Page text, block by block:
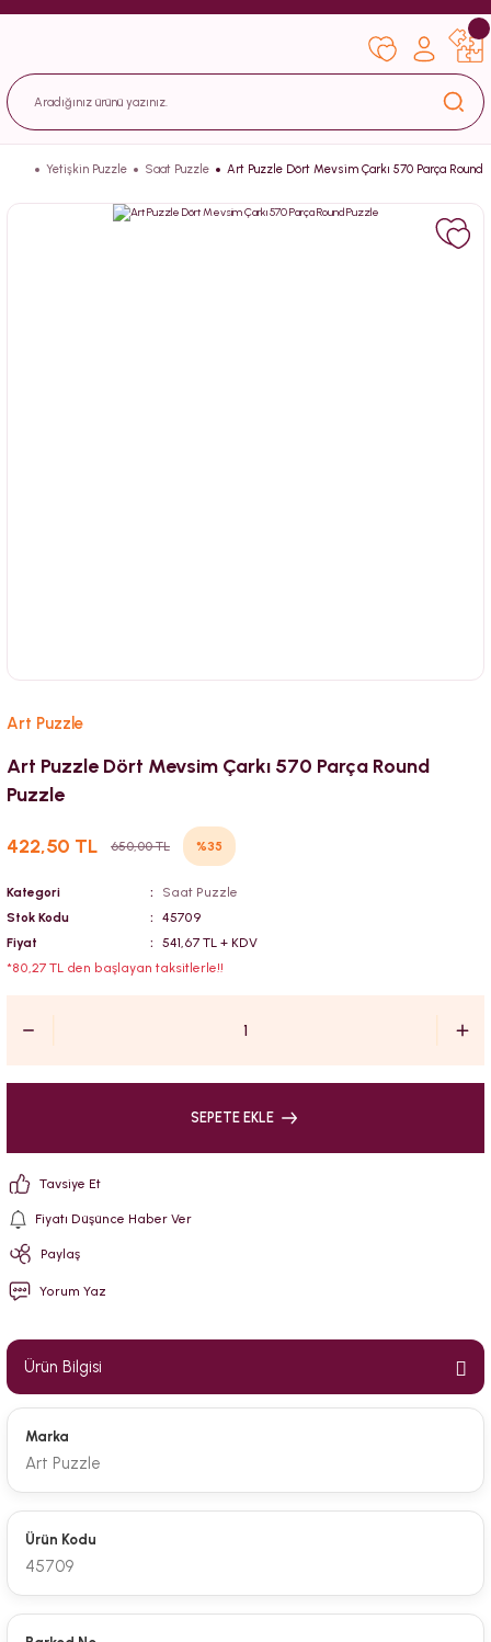
Yetişkin Puzzle Saat Puzzle Art Puzzle Dört Mevsim Çarkı 570 Parça Round
Art Puzzle
Art Puzzle Dört Mevsim Çarkı 570 Parça Round
Puzzle
422,50 TL 650,00 TL %35
Kategori
Saat Puzzle
Stok Kodu
45709
Fiyat
541,67 TL + KDV
*80,27 TL den başlayan taksitlerle!!
SEPETE EKLE
Tavsiye Et
Fiyatı Düşünce Haber Ver
Paylaş
Yorum Yaz
Ürün Bilgisi
Marka
Art Puzzle
Ürün Kodu
45709